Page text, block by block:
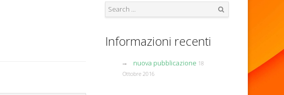
Informazioni recenti
nuova pubblicazione 18
Ottobre 2016